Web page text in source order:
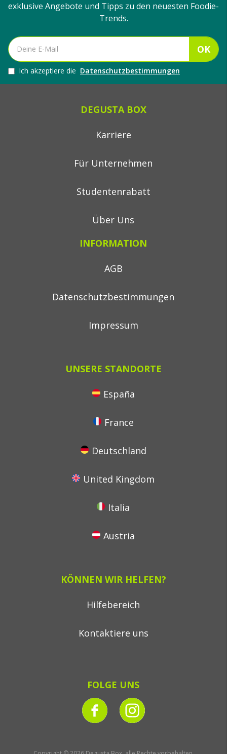
exklusive Angebote und Tipps zu den neuesten Foodie-
Trends.
OK
Ich akzeptiere die Datenschutzbestimmungen
DEGUSTA BOX
Karriere
Für Unternehmen
Studentenrabatt
Über Uns
INFORMATION
AGB
Datenschutzbestimmungen
Impressum
UNSERE STANDORTE
España
France
Deutschland
United Kingdom
Italia
Austria
KÖNNEN WIR HELFEN?
Hilfebereich
Kontaktiere uns
FOLGE UNS